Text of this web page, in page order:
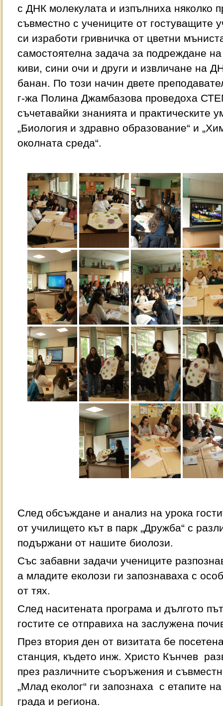
с ДНК молекулата и изпълниха няколко
съвместно с учениците от гостуващите
си изработи гривничка от цветни
самостоятелна задача за подреждане
киви, сини очи и други и извличане на
банан. По този начин двете
г-жа Полина Джамбазова проведоха
съчетавайки знанията и практическите
„Биология и здравно образование“ и
околната среда“.
След обсъждане и анализ на урока
от училището кът в парк „Дружба“ с
подържани от нашите биолози.
Със забавни задачи учениците
а младите еколози ги запознаваха с
от тях.
След наситената програма и дългото
гостите се отправиха на заслужена
През втория ден от визитата бе
станция, където инж. Христо Кънчев
през различните съоръжения и
„Млад еколог“ ги запознаха с етапите
града и региона.